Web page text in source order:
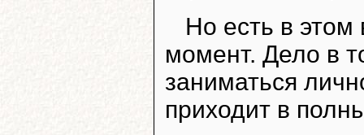
Но есть в
момент. Дело в
заниматься
приходит в